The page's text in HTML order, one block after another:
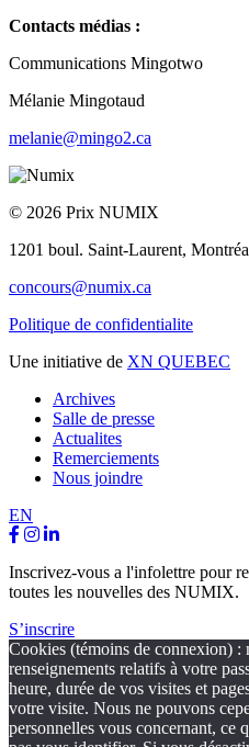
Contacts médias :
Communications Mingotwo
Mélanie Mingotaud
melanie@mingo2.ca
© 2026 Prix NUMIX
1201 boul. Saint-Laurent,
concours@numix.ca
Politique de confidentialite
Une initiative de XN QUEBEC
Archives
Salle de presse
Actualites
Remerciements
Nous joindre
EN
Inscrivez-vous a l'infolettre pour
toutes les nouvelles des NUMIX.
S’inscrire
Cookies (témoins de connexion) :
renseignements relatifs à votre
heure, durée de vos visites et
votre visite. Nous ne pouvons
personnelles vous concernant, ce